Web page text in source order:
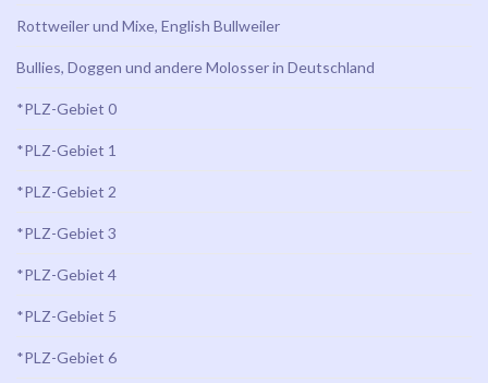
Rottweiler und Mixe, English Bullweiler
Bullies, Doggen und andere Molosser in Deutschland
*PLZ-Gebiet 0
*PLZ-Gebiet 1
*PLZ-Gebiet 2
*PLZ-Gebiet 3
*PLZ-Gebiet 4
*PLZ-Gebiet 5
*PLZ-Gebiet 6